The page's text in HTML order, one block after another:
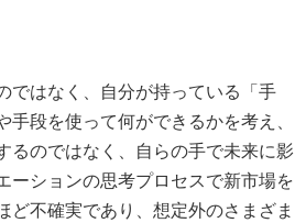
ではなく、自分が持っている「手
段を使って何ができるかを考え、
るのではなく、自らの手で未来に影
ーションの思考プロセスで新市場を
不確実であり、想定外のさまざま